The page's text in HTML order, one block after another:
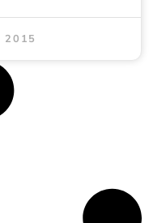
2015